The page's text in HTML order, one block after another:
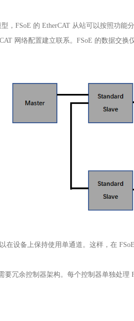
， FSoE 的 EtherCAT 从站可以按照功能
网络配置建立联系。 FSoE 的数据交换
在设备上保持使用单通道。这样，在 FSoE
要冗余控制器架构。每个控制器单独处理